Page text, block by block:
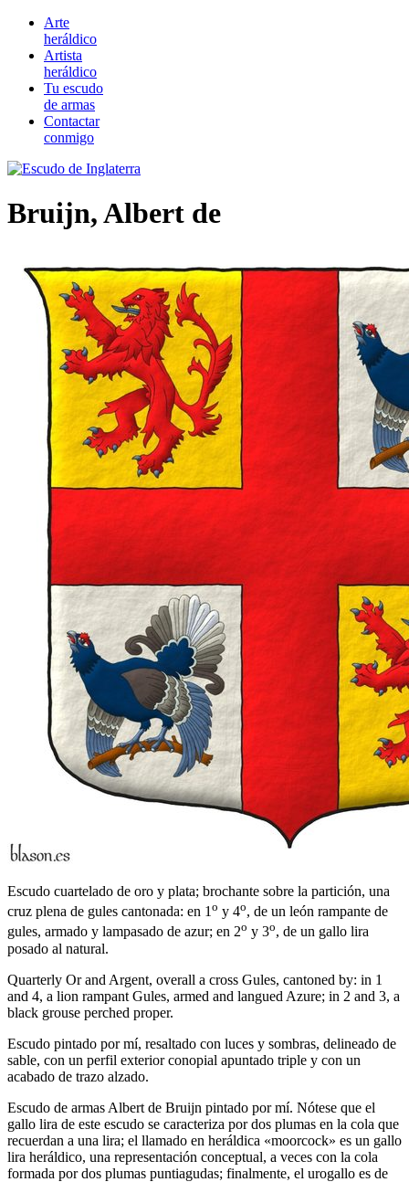
Arte
heráldico
Artista
heráldico
Tu escudo
de armas
Contactar
conmigo
Bruijn, Albert de
Escudo cuartelado de oro y plata; brochante sobre la partición, una
cruz plena de gules cantonada: en 1 o y 4o, de un león rampante de
gules, armado y lampasado de azur; en 2o y 3o, de un gallo lira
posado al natural.
Quarterly Or and Argent, overall a cross Gules, cantoned by: in 1
and 4, a lion rampant Gules, armed and langued Azure; in 2 and 3, a
black grouse perched proper.
Escudo pintado por mí, resaltado con luces y sombras, delineado de
sable, con un perfil exterior conopial apuntado triple y con un
acabado de trazo alzado.
Escudo de armas Albert de Bruijn pintado por mí. Nótese que el
gallo lira de este escudo se caracteriza por dos plumas en la cola que
recuerdan a una lira; el llamado en heráldica «moorcock» es un gallo
lira heráldico, una representación conceptual, a veces con la cola
formada por dos plumas puntiagudas; finalmente, el urogallo es de